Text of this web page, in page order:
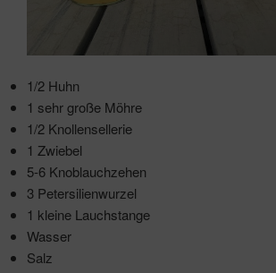
1/2 Huhn
1 sehr große Möhre
1/2 Knollensellerie
1 Zwiebel
5-6 Knoblauchzehen
3 Petersilienwurzel
1 kleine Lauchstange
Wasser
Salz